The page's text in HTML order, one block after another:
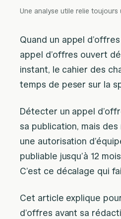
Une analyse utile relie
Quand un appel
appel d’offres ouvert
instant, le cahier des
temps de peser sur la
Détecter un appel
sa publication, mais
une autorisation
publiable jusqu’à 12
C’est ce décalage qui
Cet article explique
d’offres avant sa